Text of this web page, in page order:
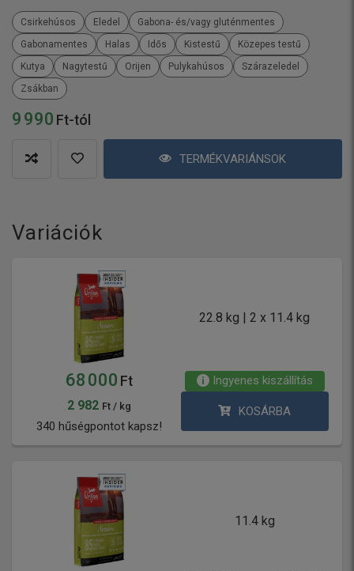
9 990 Ft-tól
TERMÉKVARIÁNSOK
Csirkehúsos Eledel
Gabona- és/vagy gluténmentes
Gabonamentes
Halas Idős Kistestű
Közepes testű
Kutya
Nagytestű Orijen Pulykahúsos
Szárazeledel
Zsákban
Variációk
22.8 kg | 2 x 11.4 kg
68 000 Ft
2 982 Ft / kg
340 hűségpontot kapsz!
Ingyenes kiszállítás
KOSÁRBA
11.4 kg